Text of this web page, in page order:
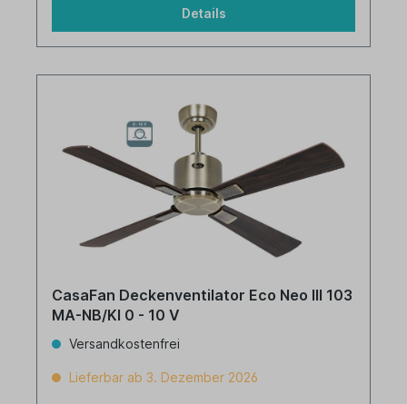
Details
CasaFan Deckenventilator Eco Neo III 103
MA-NB/KI 0 - 10 V
Versandkostenfrei
Lieferbar ab 3. Dezember 2026